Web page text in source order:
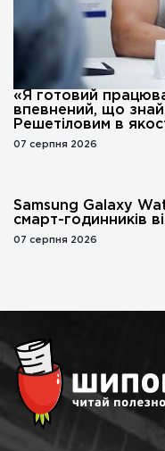
«Я готовий
впевнений, що
Решетіловим в
07 серпня 2026
Samsung Galaxy
смарт-годинників
07 серпня 2026